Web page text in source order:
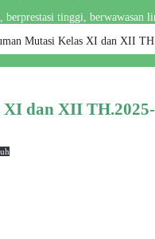
tinggi, berwawasan
Mutasi Kelas XI dan XII
dan XII